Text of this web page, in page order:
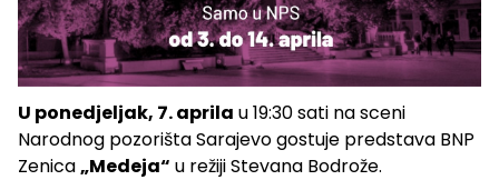
U ponedjeljak, 7. aprila u 19:30 sati na sceni
Narodnog pozorišta Sarajevo gostuje predstava BNP
Zenica„Medeja“ u režiji Stevana Bodrože.